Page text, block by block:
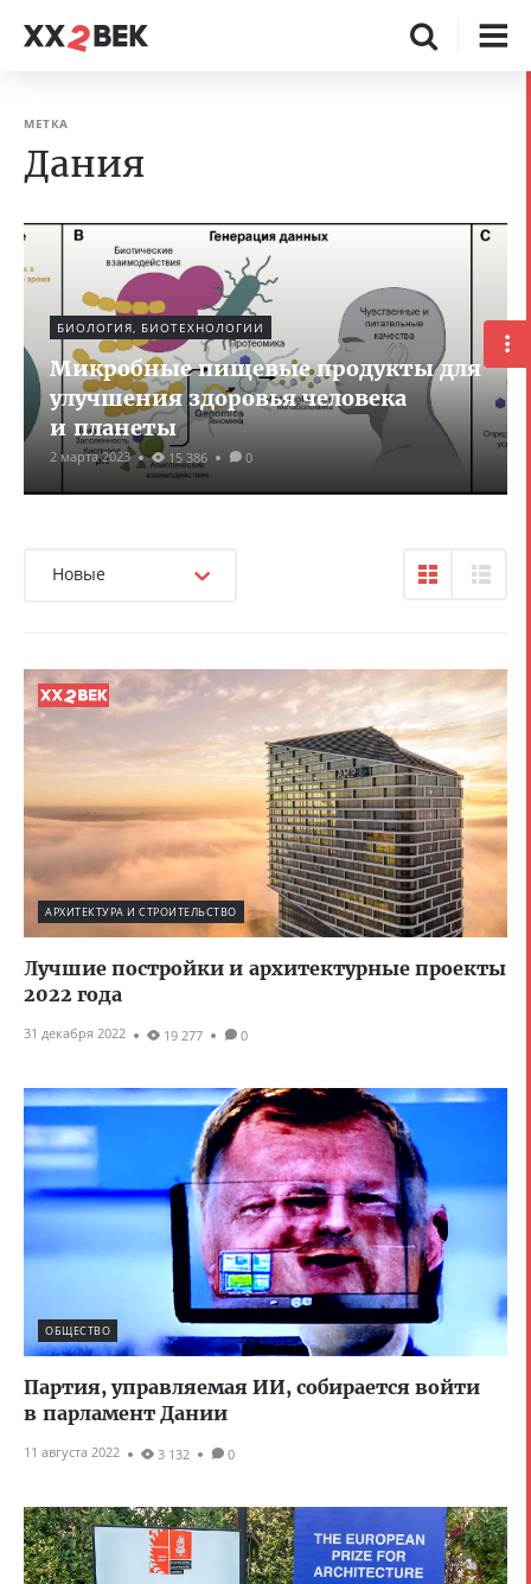
МЕТКА
Дания
БИОЛОГИЯ, БИОТЕХНОЛОГИИ
Микробные пищевые продукты для
улучшения здоровья человека
и планеты
2 марта 2023 15 386 0
Новые
АРХИТЕКТУРА И СТРОИТЕЛЬСТВО
Лучшие постройки и архитектурные проекты
2022 года
31 декабря 2022 19 277 0
ОБЩЕСТВО
Партия, управляемая ИИ, собирается войти
в парламент Дании
11 августа 2022 3 132 0